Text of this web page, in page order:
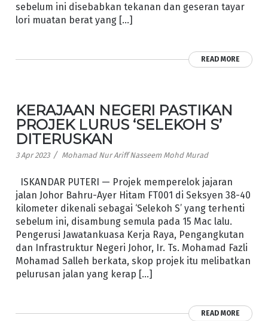
sebelum ini disebabkan tekanan dan geseran tayar
lori muatan berat yang […]
READ MORE
KERAJAAN NEGERI PASTIKAN
PROJEK LURUS ‘SELEKOH S’
DITERUSKAN
3 Apr 2023 / Mohamad Nur Ariff Nasseem Mohd Murad
ISKANDAR PUTERI — Projek memperelok jajaran
jalan Johor Bahru-Ayer Hitam FT001 di Seksyen 38-40
kilometer dikenali sebagai ‘Selekoh S’ yang terhenti
sebelum ini, disambung semula pada 15 Mac lalu.
Pengerusi Jawatankuasa Kerja Raya, Pengangkutan
dan Infrastruktur Negeri Johor, Ir. Ts. Mohamad Fazli
Mohamad Salleh berkata, skop projek itu melibatkan
pelurusan jalan yang kerap […]
READ MORE